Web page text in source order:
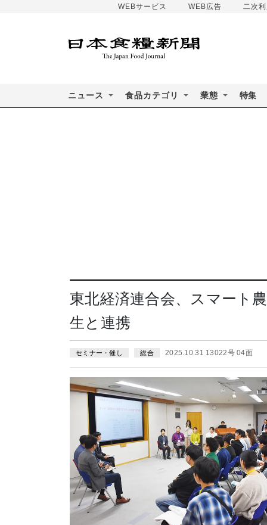
WEBサービス WEB広告 二次
ニュース 食品カテゴリ 業態 特集
東北経済連合会、スマート
生と連携
セミナー・催し 総合 2025.10.31 13022号 04面